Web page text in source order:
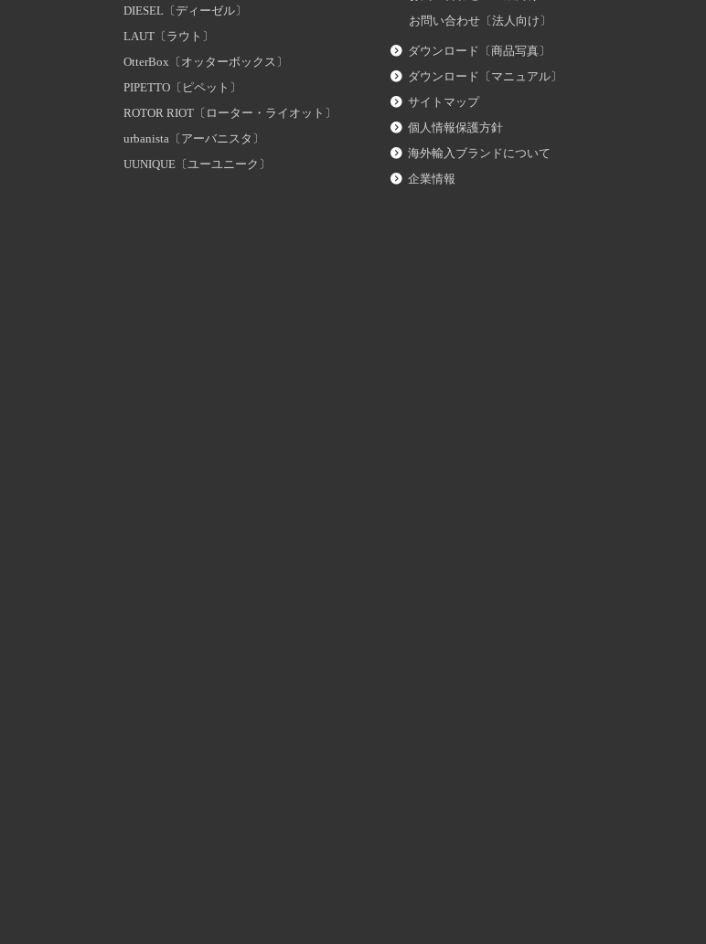
DIESEL〔ディーゼル〕
LAUT〔ラウト〕
OtterBox〔オッターボックス〕
PIPETTO〔ピペット〕
ROTOR RIOT〔ローター・ライオット〕
urbanista〔アーバニスタ〕
UUNIQUE〔ユーユニーク〕
お問い合わせ〔法人向け〕
ダウンロード〔商品写真〕
ダウンロード〔マニュアル〕
サイトマップ
個人情報保護方針
海外輸入ブランドについて
企業情報